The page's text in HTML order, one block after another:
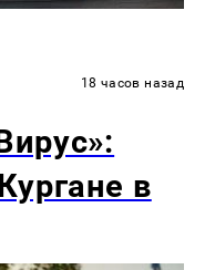
18 часов назад
в